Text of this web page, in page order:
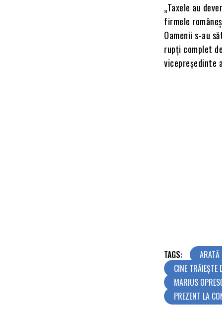
„Taxele au
firmele
Oamenii s-au
rupți complet
vicepreședinte
TAGS:
ARATĂ
CINE
MARIUS
PREZENT LA